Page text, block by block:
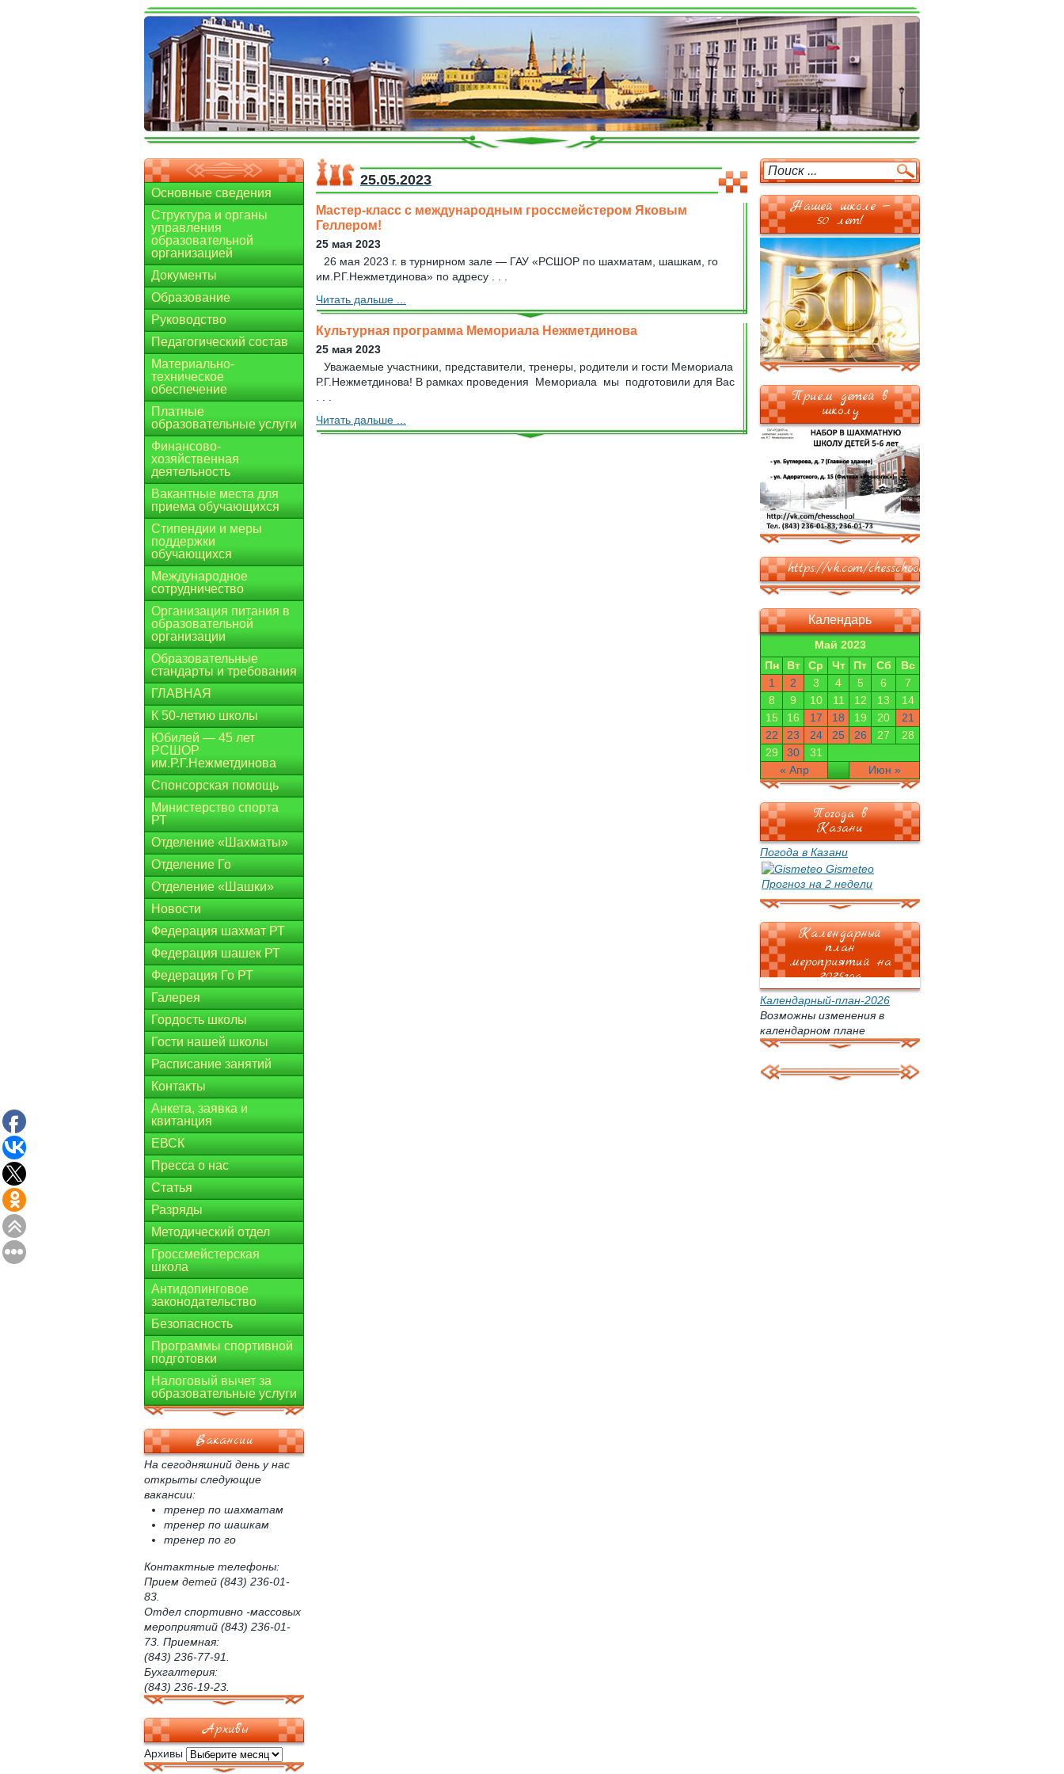
Основные сведения
Структура и органы
управления
образовательной
организацией
Документы
Образование
Руководство
Педагогический состав
Материально-
техническое
обеспечение
Платные
образовательные услуги
Финансово-
хозяйственная
деятельность
Вакантные места для
приема обучающихся
Стипендии и меры
поддержки
обучающихся
Международное
сотрудничество
Организация питания в
образовательной
организации
Образовательные
стандарты и требования
ГЛАВНАЯ
К 50-летию школы
Юбилей — 45 лет
РСШОР
им.Р.Г.Нежметдинова
Спонсорская помощь
Министерство спорта
РТ
Отделение «Шахматы»
Отделение Го
Отделение «Шашки»
Новости
Федерация шахмат РТ
Федерация шашек РТ
Федерация Го РТ
Галерея
Гордость школы
Гости нашей школы
Расписание занятий
Контакты
Анкета, заявка и
квитанция
ЕВСК
Пресса о нас
Статья
Разряды
Методический отдел
Гроссмейстерская
школа
Антидопинговое
законодательство
Безопасность
Программы спортивной
подготовки
Налоговый вычет за
образовательные услуги
Вакансии
На сегодняшний день у нас
открыты следующие
вакансии:
тренер по шахматам
тренер по шашкам
тренер по го
Контактные телефоны:
Прием детей (843) 236-01-
83.
Отдел спортивно -массовых
мероприятий (843) 236-01-
73. Приемная:
(843) 236-77-91.
Бухгалтерия:
(843) 236-19-23.
Архивы
Архивы
25.05.2023
Мастер-класс с международным гроссмейстером Яковым
Геллером!
25 мая 2023
26 мая 2023 г. в турнирном зале — ГАУ «РСШОР по шахматам, шашкам, го
им.Р.Г.Нежметдинова» по адресу . . .
Читать дальше ...
Культурная программа Мемориала Нежметдинова
25 мая 2023
Уважаемые участники, представители, тренеры, родители и гости Мемориала
Р.Г.Нежметдинова! В рамках проведения Мемориала мы подготовили для Вас
Читать дальше ...
Нашей школе —
50 лет!
Прием детей в
школу
https://vk.com/chesschool
Календарь
Май 2023
Пн
Вт Ср Чт Пт Сб Вс
« Апр Июн »
1 2 3 4 5 6
7
8
9 10 11 12 13
14
15
16 17 18 19 20
21
22
23 24 25 26 27
28
29
30 31
Погода в
Казани
Погода в Казани
Gismeteo
Прогноз на 2 недели
Календарный
план
мероприятий на
2025год
Календарный-план-2026
Возможны изменения в
календарном плане